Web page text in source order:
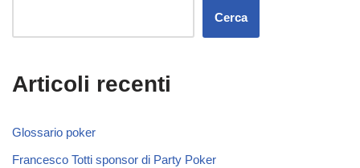
Cerca
Articoli recenti
Glossario poker
Francesco Totti sponsor di Party Poker